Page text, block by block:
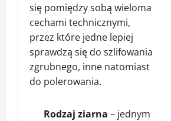
się pomiędzy sobą wieloma
cechami technicznymi,
przez które jedne lepiej
sprawdzą się do szlifowania
zgrubnego, inne natomiast
do polerowania.
Rodzaj ziarna – jednym